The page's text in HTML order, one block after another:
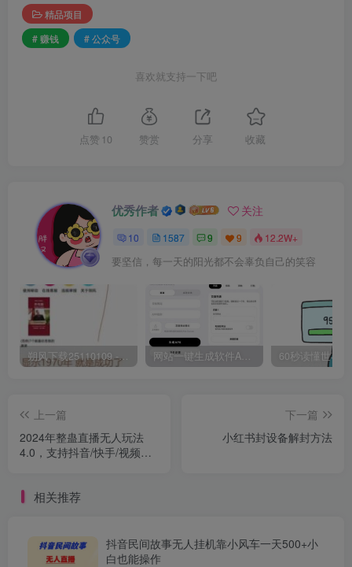
精品项目
# 赚钱
# 公众号
喜欢就支持一下吧
点赞 10 赞赏 分享 收藏
优秀作者 关注
10 1587 9 9 12.2W+
要坚信，每一天的阳光都不会辜负自己的笑容
朔风下载25110109 -磁力下载神器-去VIP限制版本 网站一键生成软件APP 完美版 同时支持打包html文件
上一篇
2024年整蛊直播无人玩法
4.0，支持抖音/快手/视频
下一篇
小红书封设备解封方法
相关推荐
抖音民间故事无人挂机靠小风车一天500+小
白也能操作